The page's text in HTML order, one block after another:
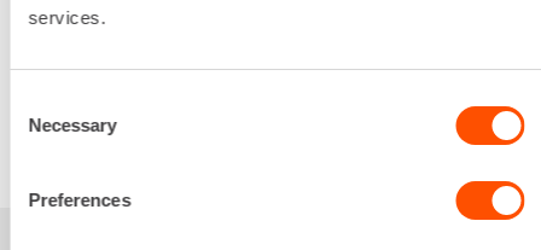
services.
Selection
Necessary
Preferences